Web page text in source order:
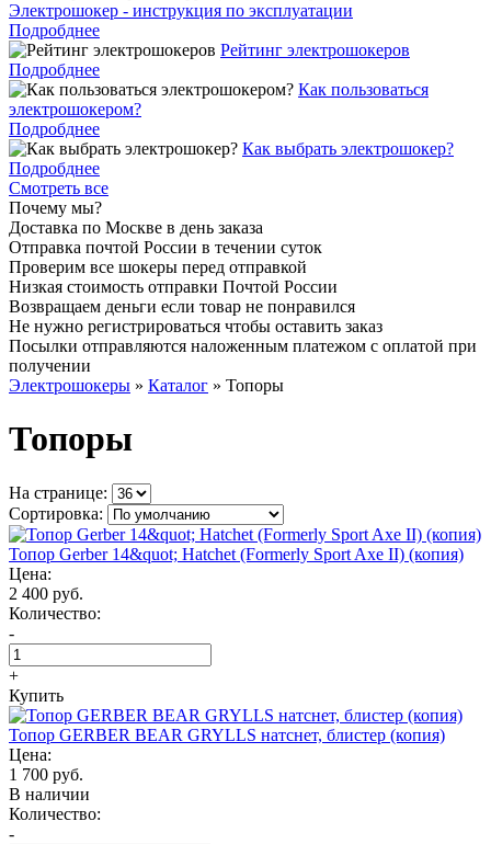
Электрошокер - инструкция по эксплуатации
Подробднее
Рейтинг электрошокеров
Подробднее
Как пользоваться
электрошокером?
Подробднее
Как выбрать электрошокер?
Подробднее
Смотреть все
Почему мы?
Доставка по Москве в день заказа
Отправка почтой России в течении суток
Проверим все шокеры перед отправкой
Низкая стоимость отправки Почтой России
Возвращаем деньги если товар не понравился
Не нужно регистрироваться чтобы оставить заказ
Посылки отправляются наложенным платежом с оплатой при
получении
Электрошокеры » Каталог » Топоры
Топоры
На странице:
Сортировка:
Топор Gerber 14&quot; Hatchet (Formerly Sport Axe II) (копия)
Цена:
2 400 руб.
Количество:
-
+
Купить
Топор GERBER BEAR GRYLLS натснет, блистер (копия)
Цена:
1 700 руб.
В наличии
Количество:
-